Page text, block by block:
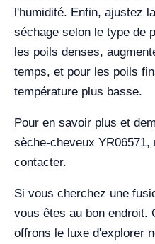
l'humidité. Enfin, ajustez
séchage selon le type de
les poils denses,
temps, et pour les poils
température plus basse.
Pour en savoir plus et
sèche-cheveux YR06571,
contacter.
Si vous cherchez une
vous êtes au bon endroit.
offrons le luxe d'explorer